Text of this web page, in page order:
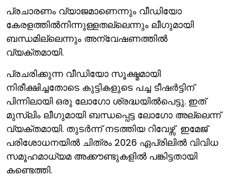
പ്രചാരണം വ്യാജമാണെന്നും വീഡിയോ
കേരളത്തില്‍നിന്നുള്ളതല്ലെന്നും ലീഗുമായി
ബന്ധമില്ലെന്നും അന്വേഷണത്തില്‍
വ്യക്തമായി.
പ്രചരിക്കുന്ന വീഡിയോ സൂക്ഷ്മമായി
നിരീക്ഷിച്ചതോടെ കുട്ടികളുടെ പച്ച ടീഷര്‍ട്ടിന്
പിന്നിലായി ഒരു ലോഗോ ശ്രദ്ധയില്‍പെട്ടു. ഇത്
മുസ്‍ലിം ലീഗുമായി ബന്ധപ്പെട്ട ലോഗോ അല്ലെന്ന്
വ്യക്തമായി. തുടര്‍ന്ന് നടത്തിയ റിവേഴ്സ് ഇമേജ്
പരിശോധനയില്‍ ചിത്രം 2026 ഏപ്രിലില്‍ വിവിധ
സമൂഹമാധ്യമ അക്കൗണ്ടുകളില്‍ പങ്കിട്ടതായി
കണ്ടെത്തി.